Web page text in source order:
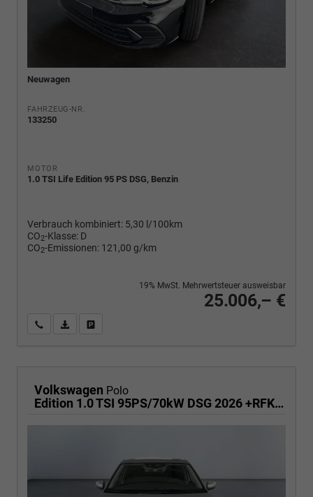
Neuwagen
FAHRZEUG-NR.
133250
MOTOR
1.0 TSI Life Edition 95 PS DSG, Benzin
Verbrauch kombiniert: 5,30 l/100km
CO2-Klasse: D
CO2-Emissionen: 121,00 g/km
25.006,– €
19% MwSt. Mehrwertsteuer ausweisbar
Wir rufen Sie anPDF-Fahrzeugexposé drucken
Volkswagen Polo
Edition 1.0 TSI 95PS/70kW DSG 2026 +RFK +Getönte Heckscheiben +TravelAssist +LED